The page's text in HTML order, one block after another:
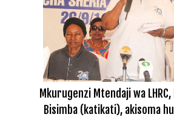
Mkurugenzi Mtendaji wa
Bisimba (katikati), akisoma